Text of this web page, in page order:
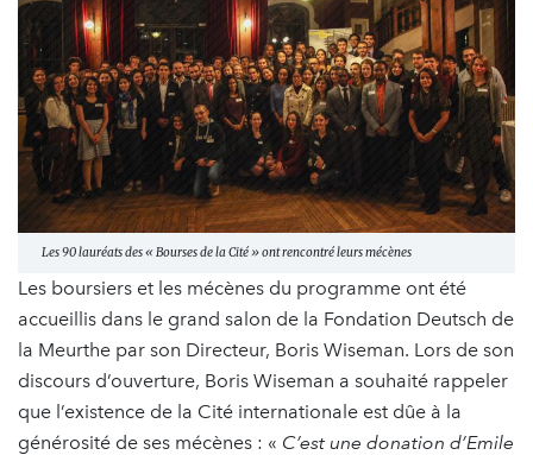
Les 90 lauréats des « Bourses de la Cité » ont rencontré leurs mécènes
Les boursiers et les mécènes du programme ont été
accueillis dans le grand salon de la Fondation Deutsch de
la Meurthe par son Directeur, Boris Wiseman. Lors de son
discours d’ouverture, Boris Wiseman a souhaité rappeler
que l’existence de la Cité internationale est dûe à la
générosité de ses mécènes : « C’est une donation d’Emile